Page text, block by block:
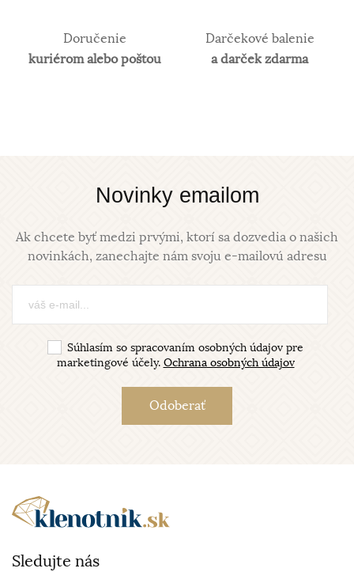
investičné účely. V súčasnosti je v obľube najmä
biele zlato. Obsah zlata v klenotníckych zliatinách
Doručenie
kuriérom alebo poštou
Darčekové balenie
a darček zdarma
Novinky emailom
Ak chcete byť medzi prvými, ktorí sa dozvedia o našich
novinkách, zanechajte nám svoju e-mailovú adresu
Súhlasím so spracovaním osobných údajov pre
marketingové účely. Ochrana osobných údajov
Sledujte nás